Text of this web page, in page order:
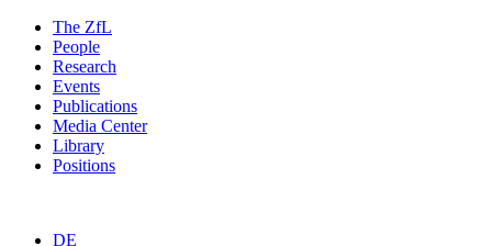
The ZfL
People
Research
Events
Publications
Media Center
Library
Positions
DE